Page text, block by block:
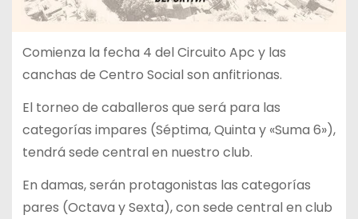
Comienza la fecha 4 del Circuito Apc y las
canchas de Centro Social son anfitrionas.
El torneo de caballeros que será para las
categorías impares (Séptima, Quinta y «Suma 6»),
tendrá sede central en nuestro club.
En damas, serán protagonistas las categorías
pares (Octava y Sexta), con sede central en club